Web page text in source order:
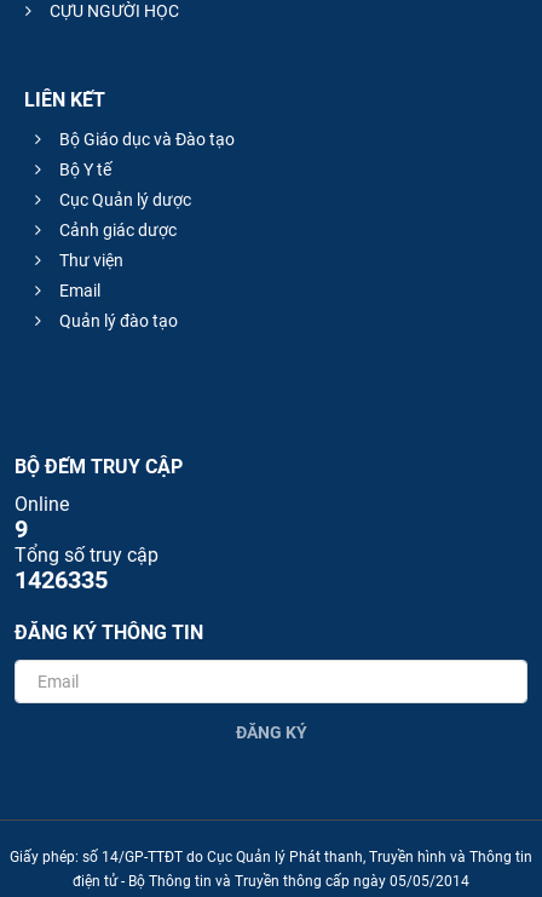
CỰU NGƯỜI HỌC
LIÊN KẾT
Bộ Giáo dục và Đào tạo
Bộ Y tế
Cục Quản lý dược
Cảnh giác dược
Thư viện
Email
Quản lý đào tạo
BỘ ĐẾM TRUY CẬP
Online
9
Tổng số truy cập
1426335
ĐĂNG KÝ THÔNG TIN
ĐĂNG KÝ
Giấy phép: số 14/GP-TTĐT do Cục Quản lý Phát thanh, Truyền hình và Thông tin
điện tử - Bộ Thông tin và Truyền thông cấp ngày 05/05/2014